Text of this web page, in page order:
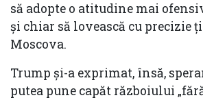
să adopte o atitudine mai
și chiar să lovească cu precizie
Moscova.
Trump și-a exprimat, însă,
putea pune capăt războiului